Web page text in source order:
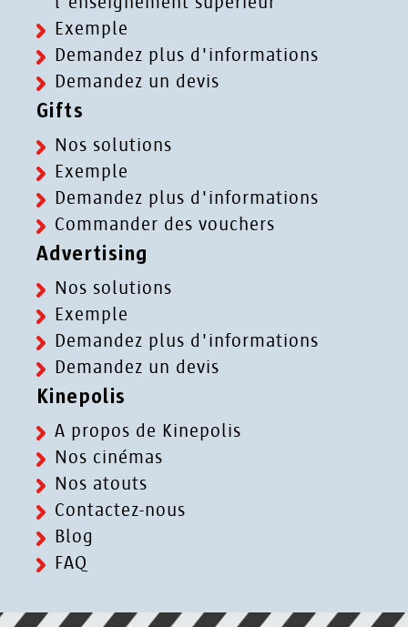
Exemple
Demandez plus d'informations
Demandez un devis
Gifts
Nos solutions
Exemple
Demandez plus d'informations
Commander des vouchers
Advertising
Nos solutions
Exemple
Demandez plus d'informations
Demandez un devis
Kinepolis
A propos de Kinepolis
Nos cinémas
Nos atouts
Contactez-nous
Blog
FAQ